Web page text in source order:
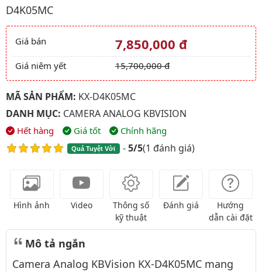
D4K05MC
Giá và khuyến mãi
Giá bán 7,850,000 đ
Giá niêm yết 15,700,000 đ
MÃ SẢN PHẨM: KX-D4K05MC
DANH MỤC: CAMERA ANALOG KBVISION
Hết hàng Giá tốt Chính hãng
Quá Tuyệt Vời -5/5(1 đánh giá)
Hình ảnh Video
Thông số
kỹ thuật
Đánh giá
Hướng
dẫn cài đặt
Mô tả ngắn
Camera Analog KBVision KX-D4K05MC mang